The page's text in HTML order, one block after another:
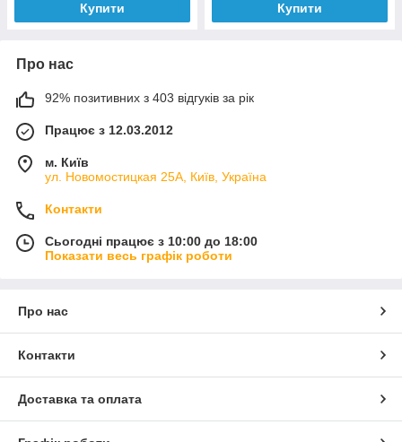
Купити Купити
Про нас
92% позитивних з 403 відгуків за рік
Працює з 12.03.2012
м. Київ
ул. Новомостицкая 25А, Київ, Україна
Контакти
Сьогодні працює з 10:00 до 18:00
Показати весь графік роботи
Про нас
Контакти
Доставка та оплата